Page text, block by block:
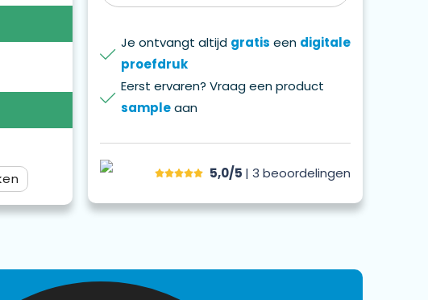
Je ontvangt altijd gratis een digitale
proefdruk
Eerst ervaren? Vraag een product
sampleaan
5,0/5 | 3 beoordelingen